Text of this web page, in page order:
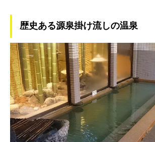
歴史ある源泉掛け流しの温泉